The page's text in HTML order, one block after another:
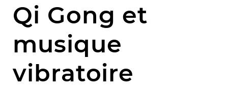
Qi Gong et
musique
vibratoire